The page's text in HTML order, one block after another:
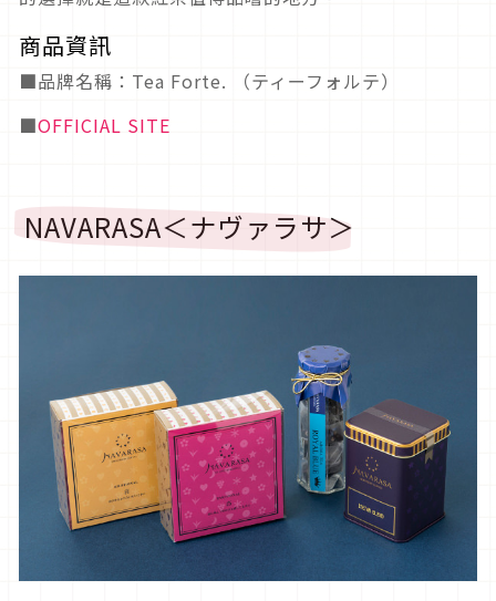
商品資訊
■品牌名稱：Tea Forte. （ティーフォルテ）
■OFFICIAL SITE
NAVARASA＜ナヴァラサ＞